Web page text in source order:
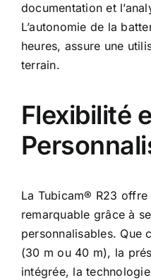
documentation et
L’autonomie de la
heures, assure une
terrain.
Flexibilité
La Tubicam® R23
remarquable grâce à
personnalisables. Que
(30 m ou 40 m), la
intégrée, la